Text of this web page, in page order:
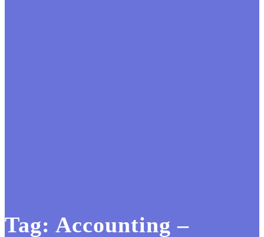
Tag: Accounting –